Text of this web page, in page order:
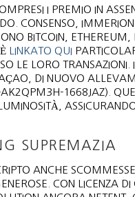
I PREMIO IN
CONSENSO, IMMERION
BITCOIN, ETHEREUM,
LINKATO QUI
LE LORO
DI NUOVO
1668JAZ).
SUPREMAZIA
ANCHE
CON LICENZA